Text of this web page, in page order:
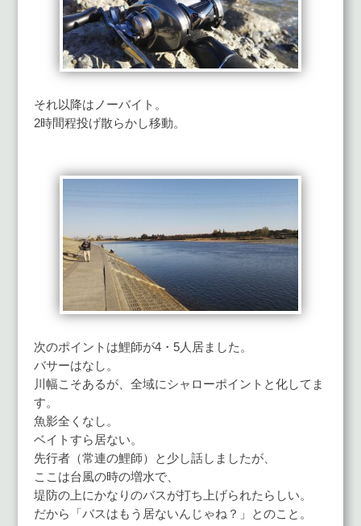
それ以降はノーバイト。
2時間程投げ散らかし移動。
次のポイントは鯉師が4・5人居ました。
バサーはなし。
川幅こそあるが、全域にシャローポイントと化してま
す。
魚影全くなし。
ベイトすら居ない。
先行者（常連の鯉師）と少し話しましたが、
ここは台風の時の増水で、
堤防の上にかなりのバスが打ち上げられたらしい。
だから「バスはもう居ないんじゃね？」とのこと。